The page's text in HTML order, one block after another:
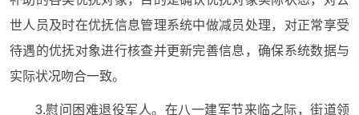
世人员及时在优抚信息管理系统中做减员处理，对正常享受
待遇的优抚对象进行核查并更新完善信息，确保系统数据与
实际状况吻合一致。
3.慰问困难退役军人。在八一建军节来临之际，街道领